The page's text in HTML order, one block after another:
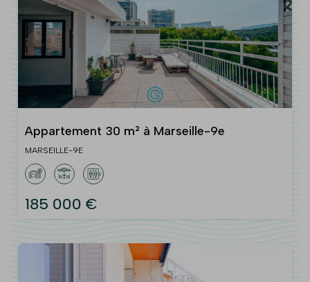
Appartement 30 m² à Marseille-9e
MARSEILLE-9E
185 000 €